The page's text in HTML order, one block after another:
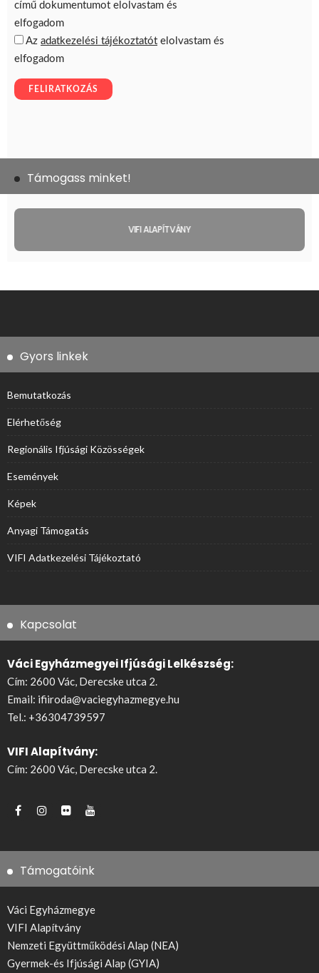
Támogass minket!
VIFI ALAPÍTVÁNY
Gyors linkek
Bemutatkozás
Elérhetőség
Regionális Ifjúsági Közösségek
Események
Képek
Anyagi Támogatás
VIFI Adatkezelési Tájékoztató
Kapcsolat
Váci Egyházmegyei Ifjúsági Lelkészség:
Cím: 2600 Vác, Derecske utca 2.
Email: ifiiroda@vaciegyhazmegye.hu
Tel.: +36304739597
VIFI Alapítvány:
Cím: 2600 Vác, Derecske utca 2.
Támogatóink
Váci Egyházmegye
VIFI Alapítvány
Nemzeti Együttműködési Alap (NEA)
Gyermek-és Ifjúsági Alap (GYIA)